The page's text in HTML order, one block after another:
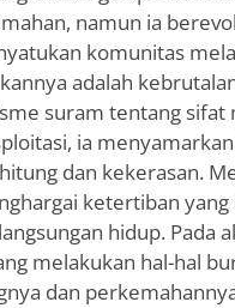
namun ia
komunitas
adalah
suram tentang sifat
ia
dan kekerasan.
ketertiban
hidup. Pada
melakukan hal-hal
dan